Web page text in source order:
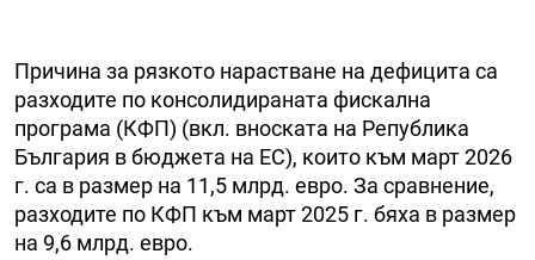
Причина за рязкото нарастване на дефицита са
разходите по консолидираната фискална
програма (КФП) (вкл. вноската на Република
България в бюджета на ЕС), които към март 2026
г. са в размер на 11,5 млрд. евро. За сравнение,
разходите по КФП към март 2025 г. бяха в размер
на 9,6 млрд. евро.